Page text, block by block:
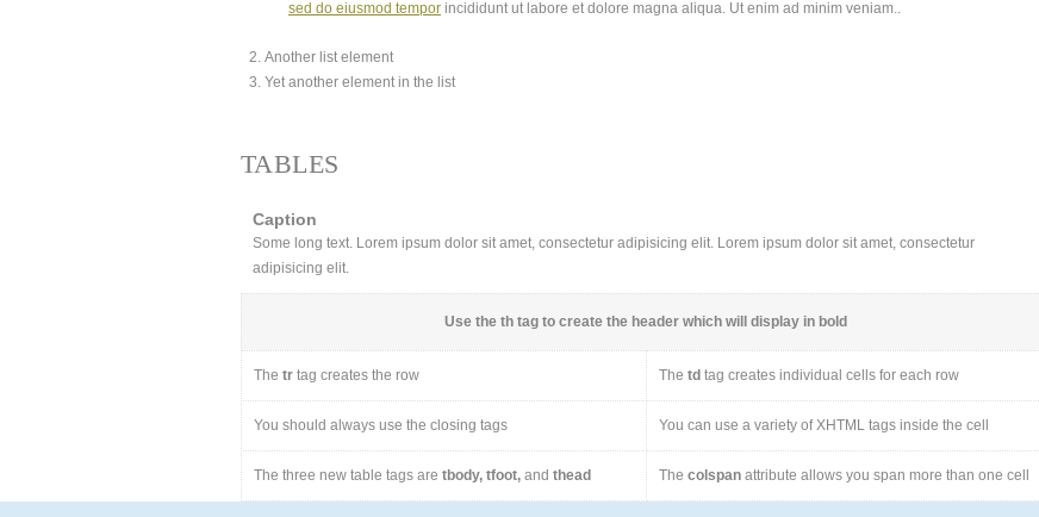
sed do eiusmod tempor incididunt ut labore et dolore magna aliqua. Ut enim ad minim veniam..
Another list element
Yet another element in the list
TABLES
Caption
Some long text. Lorem ipsum dolor sit amet, consectetur adipisicing elit. Lorem ipsum dolor sit amet, consectetur
adipisicing elit.
Use the th tag to create the header which will display in bold
The tr tag creates the row The td tag creates individual cells for each row
You should always use the closing tags You can use a variety of XHTML tags inside the cell
The three new table tags are tbody, tfoot, and thead The colspan attribute allows you span more than one cell